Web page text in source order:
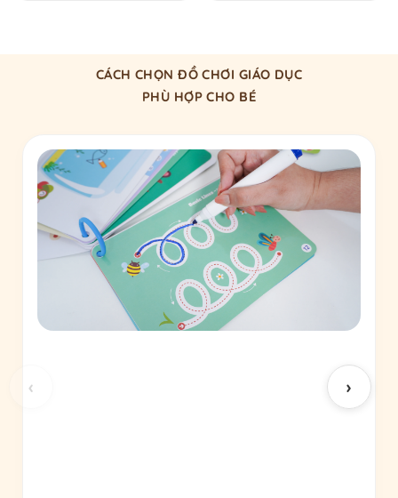
CÁCH CHỌN ĐỒ CHƠI GIÁO DỤC
PHÙ HỢP CHO BÉ
‹ ›